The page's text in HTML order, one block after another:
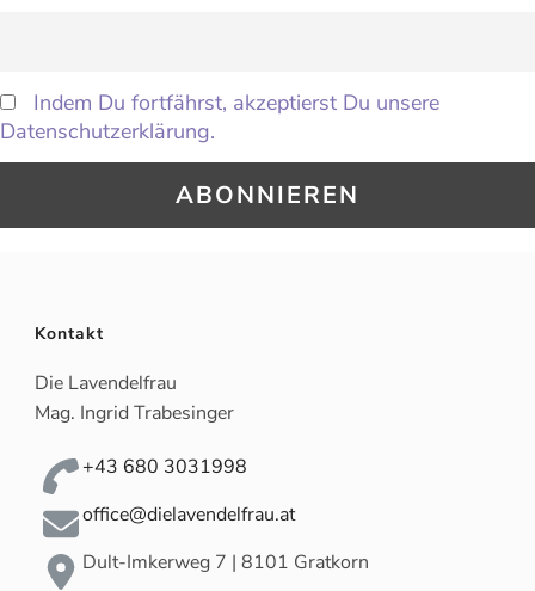
Indem Du fortfährst, akzeptierst Du unsere
Datenschutzerklärung.
Kontakt
Die Lavendelfrau
Mag. Ingrid Trabesinger
+43 680 3031998
office@dielavendelfrau.at
Dult-Imkerweg 7 | 8101 Gratkorn